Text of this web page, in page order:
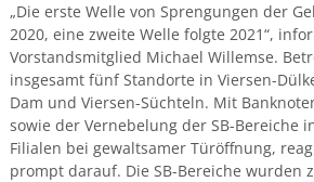
„Die erste Welle von Sprengungen der
2020, eine zweite Welle folgte 2021“,
Vorstandsmitglied Michael Willemse.
insgesamt fünf Standorte in Viersen-
Dam und Viersen-Süchteln. Mit
sowie der Vernebelung der SB-Bereiche
Filialen bei gewaltsamer Türöffnung,
prompt darauf. Die SB-Bereiche wurden